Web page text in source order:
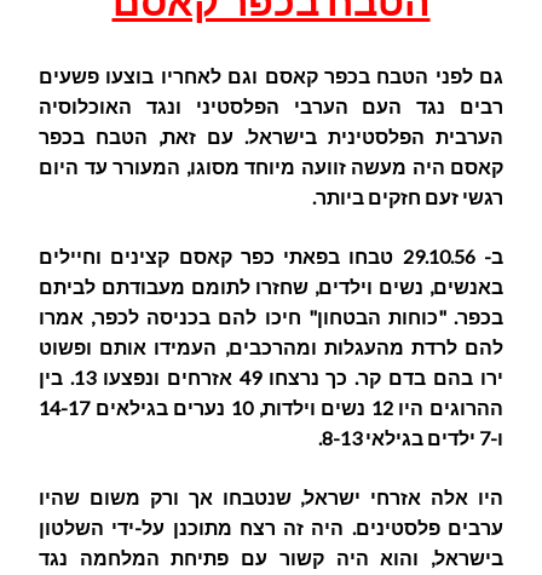
גם לפני הטבח בכפר קאסם וגם לאחריו בוצעו פשעים
רבים נגד העם הערבי הפלסטיני ונגד האוכלוסיה
הערבית הפלסטינית בישראל. עם זאת, הטבח בכפר
קאסם היה מעשה זוועה מיוחד מסוגו, המעורר עד היום
רגשי זעם חזקים ביותר.
ב- 29.10.56 טבחו בפאתי כפר קאסם קצינים וחיילים
באנשים, נשים וילדים, שחזרו לתומם מעבודתם לביתם
בכפר. "כוחות הבטחון" חיכו להם בכניסה לכפר, אמרו
להם לרדת מהעגלות ומהרכבים, העמידו אותם ופשוט
ירו בהם בדם קר. כך נרצחו 49 אזרחים ונפצעו 13. בין
ההרוגים היו 12 נשים וילדות, 10 נערים בגילאים 14-17
ו-7 ילדים בגילאי 8-13.
היו אלה אזרחי ישראל, שנטבחו אך ורק משום שהיו
ערבים פלסטינים. היה זה רצח מתוכנן על-ידי השלטון
בישראל, והוא היה קשור עם פתיחת המלחמה נגד